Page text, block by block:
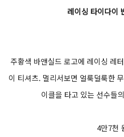
레이싱 타이다이
주황색 바앤실드 로고에 레이싱 레
이 티셔츠. 멀리서보면 얼룩덜룩한
이클을 타고 있는 선수들
4만7천